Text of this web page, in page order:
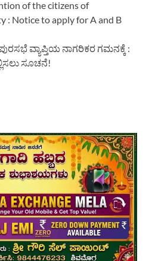
of the citizens of
: Notice to apply for A and B
ವ್ಯಾಪ್ತಿಯ ನಾಗರಿಕರ ಗಮನಕ್ಕೆ :
ಸೂಚನೆ!